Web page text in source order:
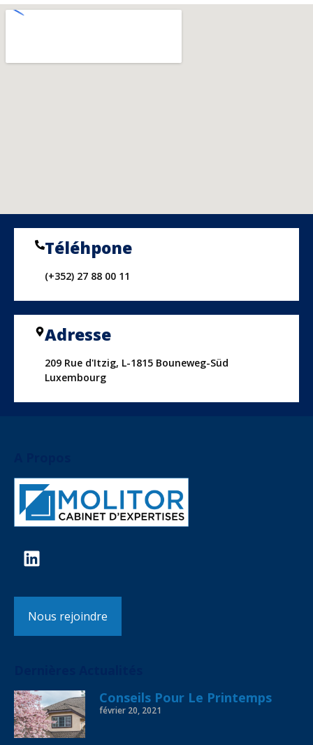
Téléhpone
(+352) 27 88 00 11
Adresse
209 Rue d'Itzig, L-1815 Bouneweg-Süd
Luxembourg
Nous rejoindre
Conseils Pour Le Printemps
février 20, 2021